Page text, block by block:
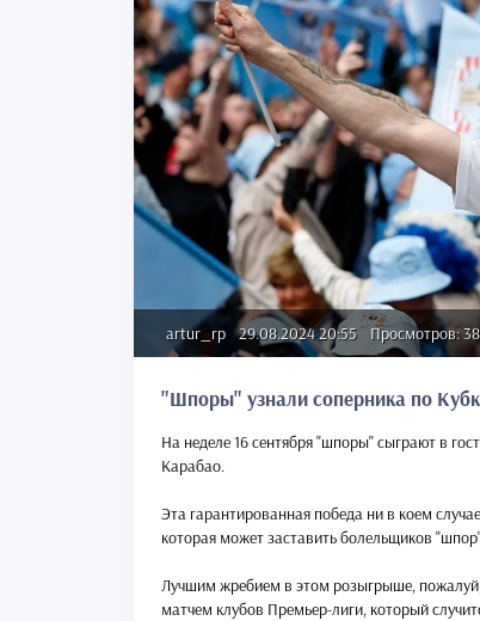
artur_rp 29.08.2024 20:55 Просмотров:
"Шпоры" узнали соперника по
На неделе 16 сентября "шпоры" сыграют в
Карабао.
Эта гарантированная победа ни в коем
которая может заставить болельщиков
Лучшим жребием в этом розыгрыше, пожалуй,
матчем клубов Премьер-лиги, который